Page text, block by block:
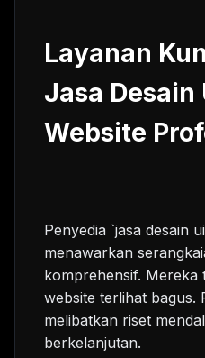
Layanan
Jasa Desain
Website
Penyedia `jasa desain
menawarkan
komprehensif. Mereka
website terlihat bagus.
melibatkan riset
berkelanjutan.